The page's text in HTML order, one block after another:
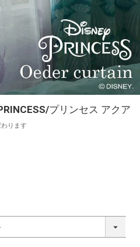
プリンセス アクア
ります